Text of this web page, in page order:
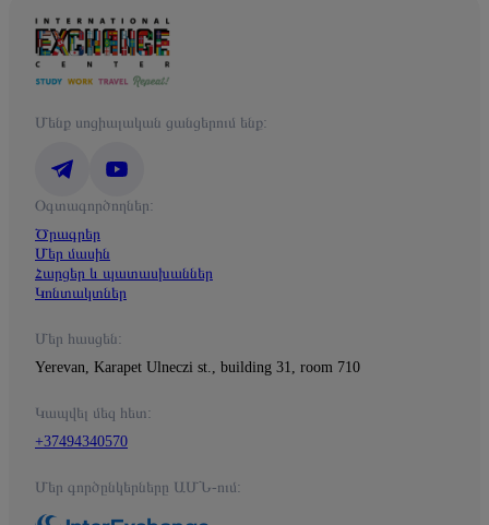
Մենք սոցիալական ցանցերում ենք:
Օգտագործողներ:
Ծրագրեր
Մեր մասին
Հարցեր և պատասխաններ
Կոնտակտներ
Մեր հասցեն:
Yerevan, Karapet Ulneczi st., building 31, room 710
Կապվել մեզ հետ:
+37494340570
Մեր գործընկերները ԱՄՆ-ում: